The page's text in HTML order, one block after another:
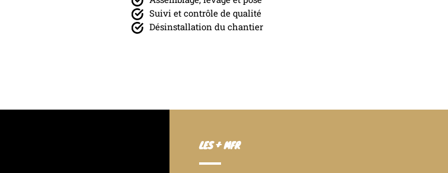
Suivi et contrôle de qualité
Désinstallation du chantier
LES + MFR